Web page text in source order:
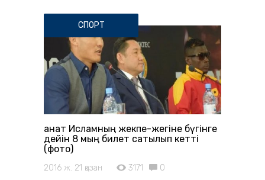
СПОРТ
Қанат Исламның жекпе-жегіне бүгінге
дейін 8 мың билет сатылып кетті
(фото)
2016 ж. 21 қазан 3171 0